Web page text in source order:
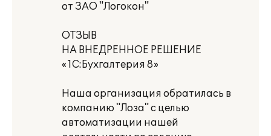
от ЗАО "Логокон"
ОТЗЫВ
НА ВНЕДРЕННОЕ РЕШЕНИЕ
«1С:Бухгалтерия 8»
Наша организация обратилась в
компанию "Лоза" с целью
автоматизации нашей